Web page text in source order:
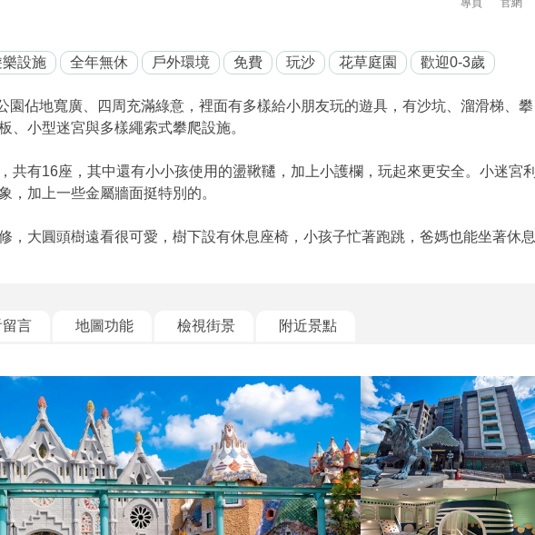
專頁 官網
樂設施 全年無休 戶外環境 免費 玩沙 花草庭園 歡迎0-3歲
園佔地寬廣、四周充滿綠意，裡面有多樣給小朋友玩的遊具，有沙坑、溜滑梯、攀
、小型迷宮與多樣繩索式攀爬設施。
共有16座，其中還有小小孩使用的盪鞦韆，加上小護欄，玩起來更安全。小迷宮利
，加上一些金屬牆面挺特別的。
，大圓頭樹遠看很可愛，樹下設有休息座椅，小孩子忙著跑跳，爸媽也能坐著休息
言 地圖功能 檢視街景 附近景點